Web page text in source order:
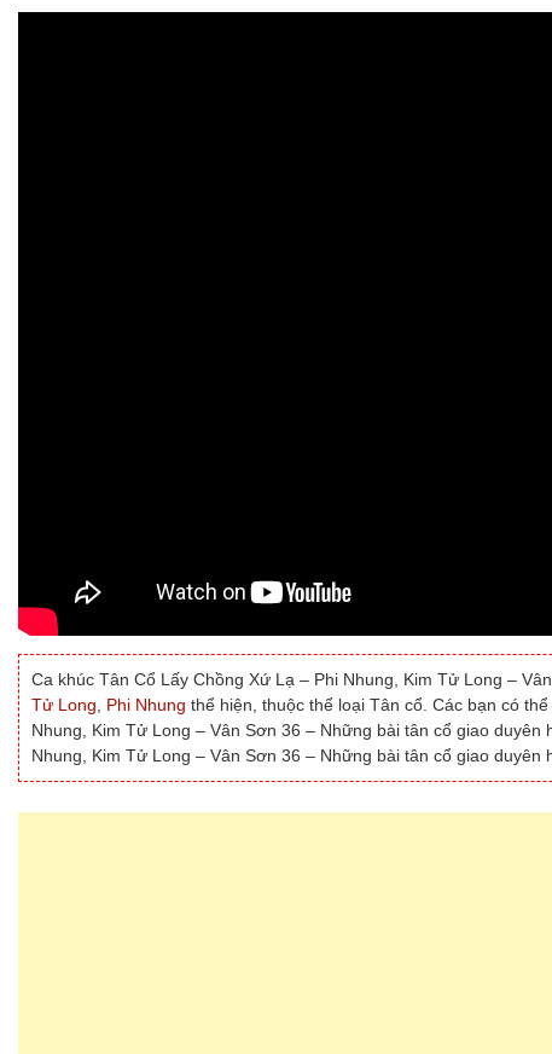
Ca khúc Tân Cổ Lấy Chồng Xứ Lạ – Phi Nhung, Kim Tử Long –
Tử Long
Phi Nhung thể hiện, thuộc thể loại Tân cổ. Các bạn có
Nhung, Kim Tử Long – Vân Sơn 36 – Những bài tân cổ giao
Nhung, Kim Tử Long – Vân Sơn 36 – Những bài tân cổ giao duyên